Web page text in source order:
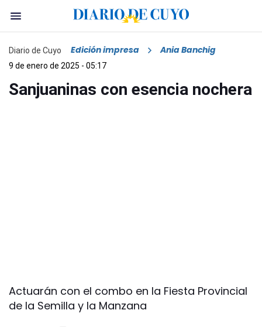
Diario de Cuyo Edición impresa Ania Banchig
9 de enero de 2025 - 05:17
Sanjuaninas con esencia nochera
Actuarán con el combo en la Fiesta Provincial
de la Semilla y la Manzana